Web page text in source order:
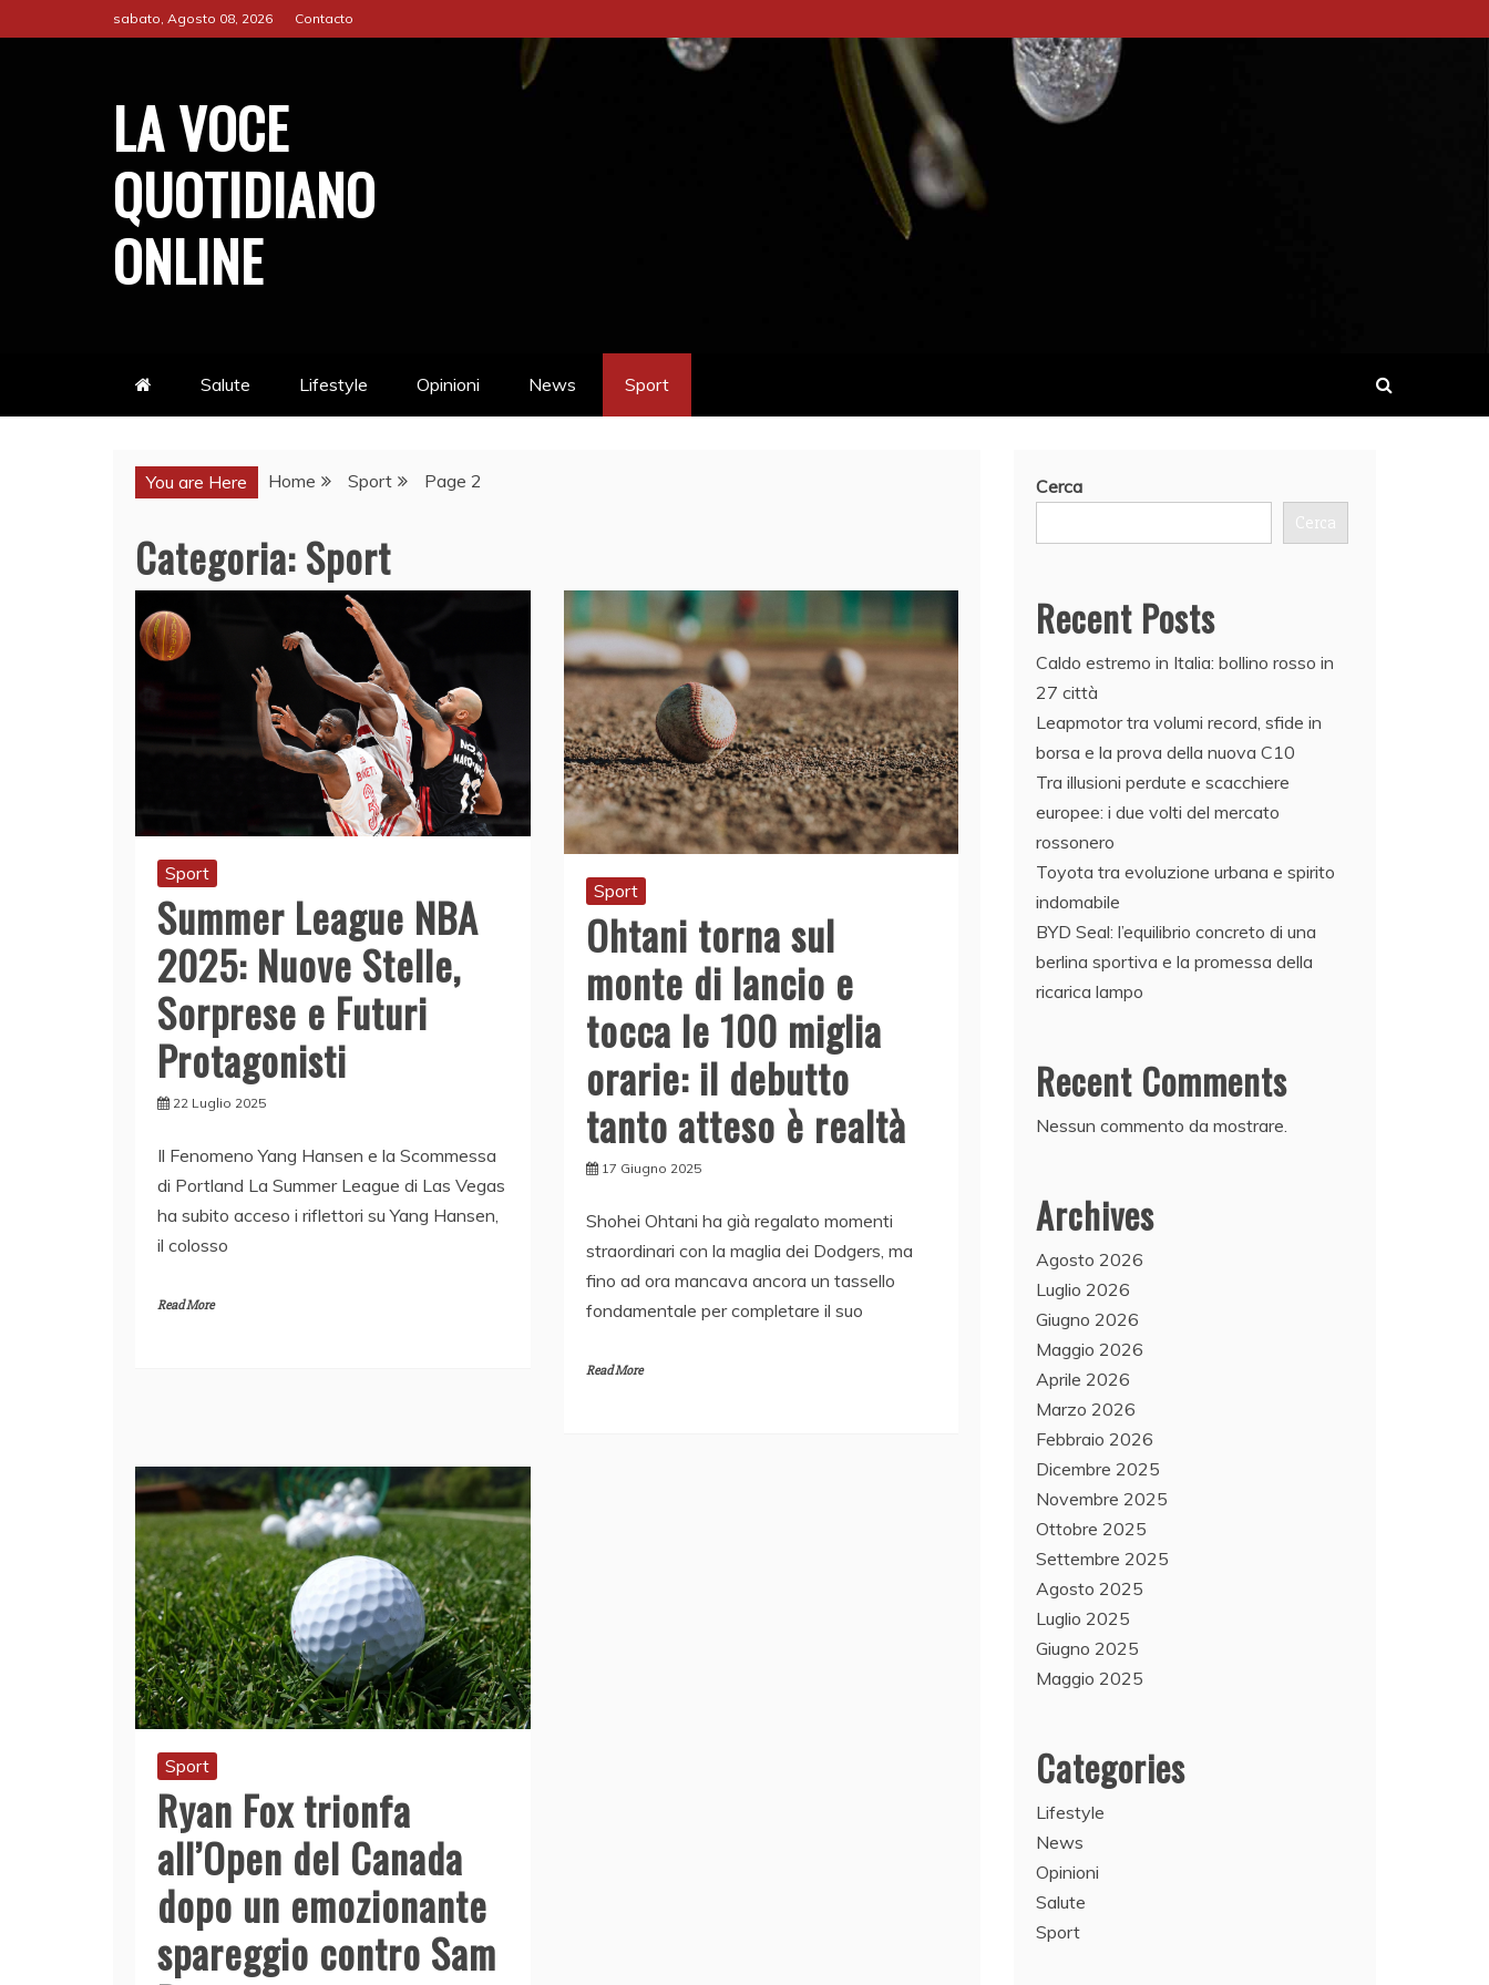
to
sabato, Agosto 08, 2026 Contacto
LA VOCE
QUOTIDIANO
ONLINE
Salute Lifestyle Opinioni News Sport
You are Here Home Sport Page 2
Categoria:Sport
Sport
Summer League NBA
2025: Nuove Stelle,
Sorprese e Futuri
Protagonisti
22 Luglio 2025
Il Fenomeno Yang Hansen e la Scommessa
di Portland La Summer League di Las Vegas
ha subito acceso i riflettori su Yang Hansen,
il colosso
Read More
Sport
Ohtani torna sul
monte di lancio e
tocca le 100 miglia
orarie: il debutto
tanto atteso è realtà
17 Giugno 2025
Shohei Ohtani ha già regalato momenti
straordinari con la maglia dei Dodgers, ma
fino ad ora mancava ancora un tassello
fondamentale per completare il suo
Read More
Sport
Ryan Fox trionfa
all’Open del Canada
dopo un emozionante
spareggio contro Sam
Cerca
Cerca
Recent Posts
Caldo estremo in Italia: bollino rosso in
27 città
Leapmotor tra volumi record, sfide in
borsa e la prova della nuova C10
Tra illusioni perdute e scacchiere
europee: i due volti del mercato
rossonero
Toyota tra evoluzione urbana e spirito
indomabile
BYD Seal: l’equilibrio concreto di una
berlina sportiva e la promessa della
ricarica lampo
Recent Comments
Nessun commento da mostrare.
Archives
Agosto 2026
Luglio 2026
Giugno 2026
Maggio 2026
Aprile 2026
Marzo 2026
Febbraio 2026
Dicembre 2025
Novembre 2025
Ottobre 2025
Settembre 2025
Agosto 2025
Luglio 2025
Giugno 2025
Maggio 2025
Categories
Lifestyle
News
Opinioni
Salute
Sport